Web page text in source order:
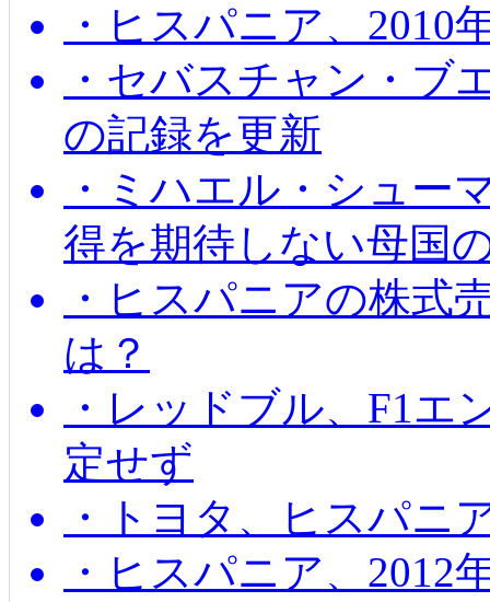
・ヒスパニア、2010
・セバスチャン・ブ
の記録を更新
・ミハエル・シュー
得を期待しない母国
・ヒスパニアの株式
は？
・レッドブル、F1エ
定せず
・トヨタ、ヒスパニ
・ヒスパニア、2012